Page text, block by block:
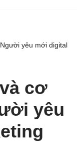
yêu mới digital
cơ
yêu